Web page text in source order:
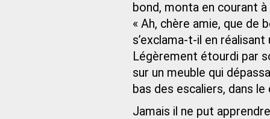
bond, monta en courant
« Ah, chère amie, que de
s’exclama-t-il en
Légèrement étourdi par
sur un meuble qui
bas des escaliers, dans
Jamais il ne put